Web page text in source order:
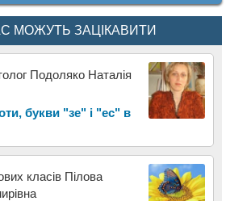
МОЖУТЬ ЗАЦІКАВИТИ
Подоляко Наталія
букви "зе" і "ес" в
класів Пілова